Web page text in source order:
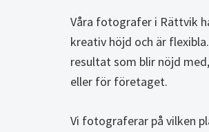
Våra fotografer i Rättvik
kreativ höjd och är
resultat som blir nöjd
eller för företaget.
Vi fotograferar på vilken